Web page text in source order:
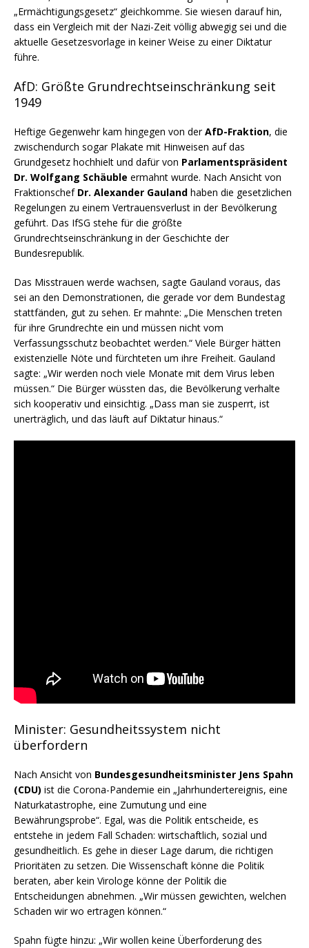
„Ermächtigungsgesetz“ gleichkomme. Sie wiesen darauf hin,
dass ein Vergleich mit der Nazi-Zeit völlig abwegig sei und die
aktuelle Gesetzesvorlage in keiner Weise zu einer Diktatur
führe.
AfD: Größte Grundrechtseinschränkung seit
1949
Heftige Gegenwehr kam hingegen von derAfD-Fraktion, die
zwischendurch sogar Plakate mit Hinweisen auf das
Grundgesetz hochhielt und dafür von Parlamentspräsident
Dr. Wolfgang Schäuble ermahnt wurde. Nach Ansicht von
Fraktionschef Dr. Alexander Gauland haben die gesetzlichen
Regelungen zu einem Vertrauensverlust in der Bevölkerung
geführt. Das IfSG stehe für die größte
Grundrechtseinschränkung in der Geschichte der
Bundesrepublik.
Das Misstrauen werde wachsen, sagte Gauland voraus, das
sei an den Demonstrationen, die gerade vor dem Bundestag
stattfänden, gut zu sehen. Er mahnte: „Die Menschen treten
für ihre Grundrechte ein und müssen nicht vom
Verfassungsschutz beobachtet werden.“ Viele Bürger hätten
existenzielle Nöte und fürchteten um ihre Freiheit. Gauland
sagte: „Wir werden noch viele Monate mit dem Virus leben
müssen.“ Die Bürger wüssten das, die Bevölkerung verhalte
sich kooperativ und einsichtig. „Dass man sie zusperrt, ist
unerträglich, und das läuft auf Diktatur hinaus.“
Minister: Gesundheitssystem nicht
überfordern
Nach Ansicht von Bundesgesundheitsminister Jens Spahn
(CDU) ist die Corona-Pandemie ein „Jahrhundertereignis, eine
Naturkatastrophe, eine Zumutung und eine
Bewährungsprobe“. Egal, was die Politik entscheide, es
entstehe in jedem Fall Schaden: wirtschaftlich, sozial und
gesundheitlich. Es gehe in dieser Lage darum, die richtigen
Prioritäten zu setzen. Die Wissenschaft könne die Politik
beraten, aber kein Virologe könne der Politik die
Entscheidungen abnehmen. „Wir müssen gewichten, welchen
Schaden wir wo ertragen können.“
Spahn fügte hinzu: „Wir wollen keine Überforderung des